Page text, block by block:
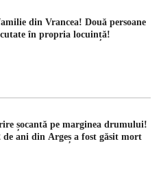
din Vrancea! Două persoane
în propria locuință!
șocantă pe marginea drumului!
de ani din Argeș a fost găsit mort